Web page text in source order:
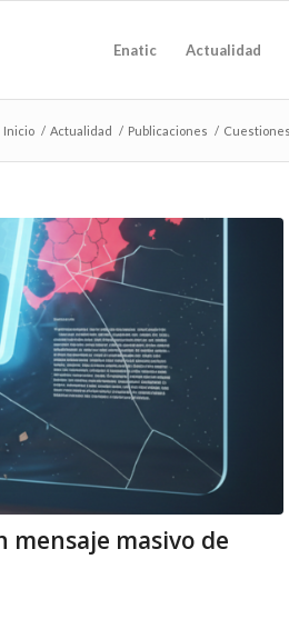
Enatic Actualidad
Inicio / Actualidad / Publicaciones /
masivo de